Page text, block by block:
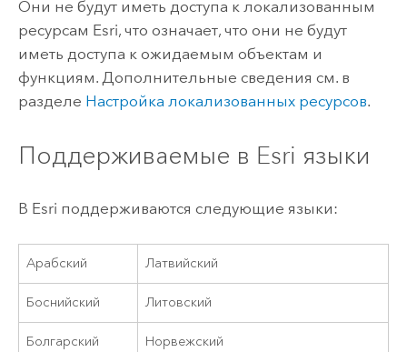
Они не будут иметь доступа к локализованным
ресурсам Esri, что означает, что они не будут
иметь доступа к ожидаемым объектам и
функциям. Дополнительные сведения см. в
разделе Настройка локализованных ресурсов.
Поддерживаемые в Esri языки
В Esri поддерживаются следующие языки:
Арабский Латвийский
Боснийский Литовский
Болгарский Норвежский